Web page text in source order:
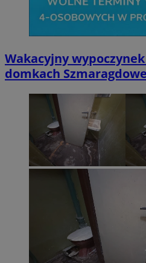
Wakacyjny
domkach